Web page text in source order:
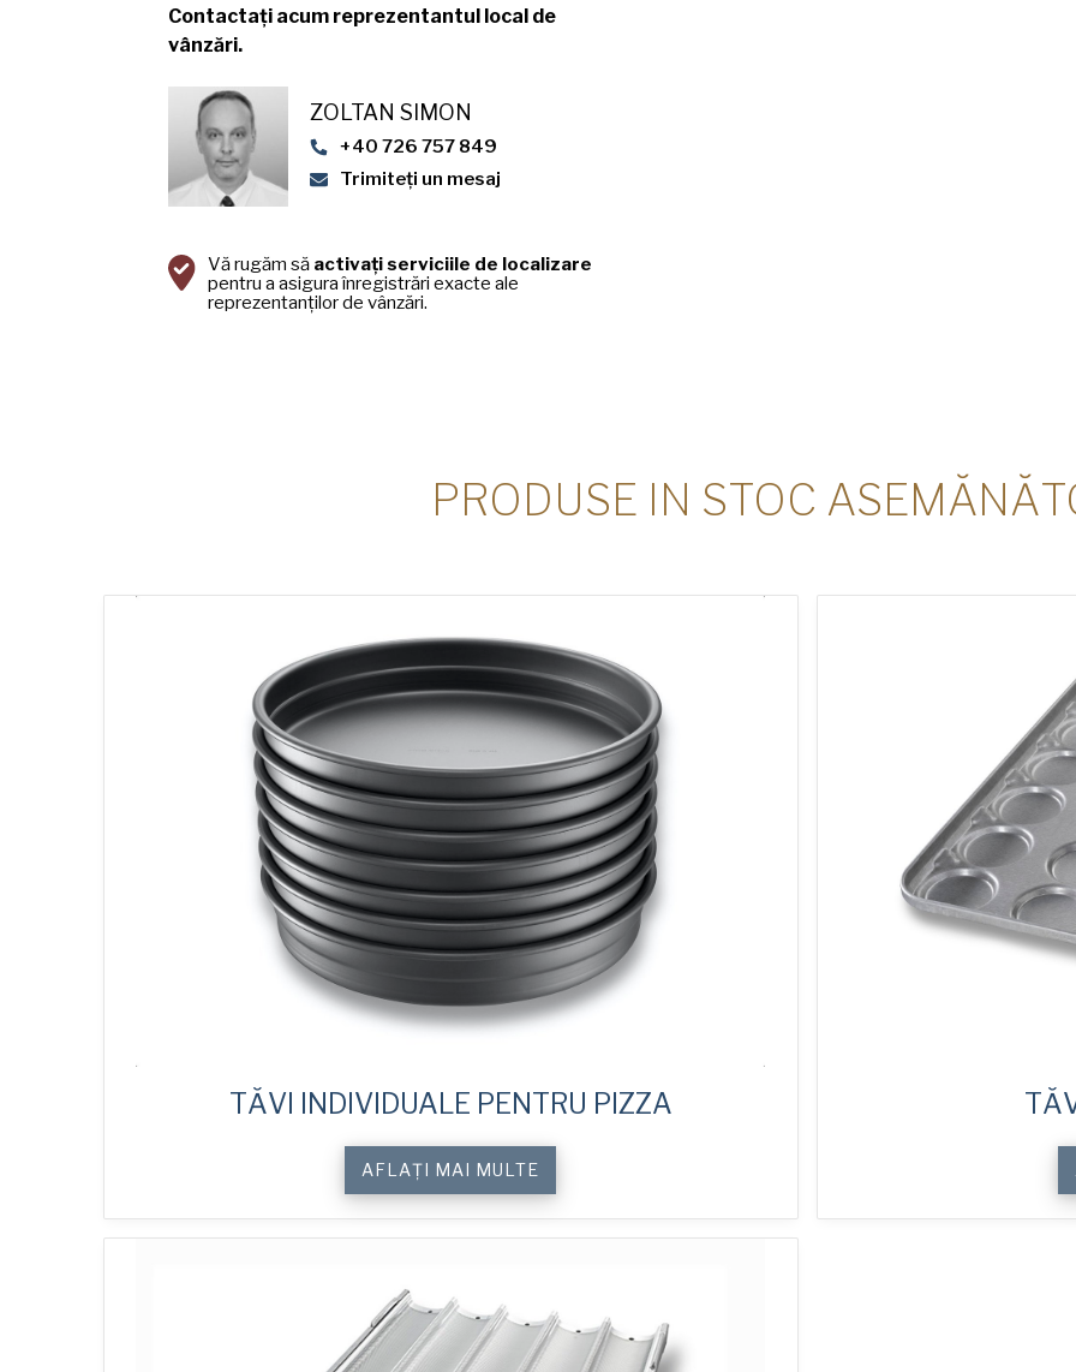
Contactați acum reprezentantul local de
vânzări.
ZOLTAN SIMON
+40 726 757 849
Trimiteți un mesaj
Vă rugăm să activați serviciile de localizare
pentru a asigura înregistrări exacte ale
reprezentanților de vânzări.
PRODUSE IN STOC
TĂVI INDIVIDUALE PENTRU PIZZA
AFLAȚI MAI MULTE